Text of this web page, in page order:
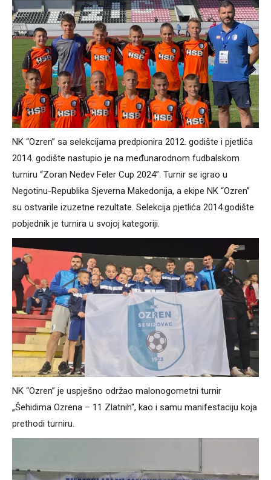
NK “Ozren” sa selekcijama predpionira 2012. godište i pjetlića
2014. godište nastupio je na međunarodnom fudbalskom
turniru “Zoran Nedev Feler Cup 2024”. Turnir se igrao u
Negotinu-Republika Sjeverna Makedonija, a ekipe NK “Ozren”
su ostvarile izuzetne rezultate. Selekcija pjetlića 2014.godište
pobjednik je turnira u svojoj kategoriji.
NK “Ozren” je uspješno održao malonogometni turnir
„Šehidima Ozrena – 11 Zlatnih“, kao i samu manifestaciju koja
prethodi turniru.